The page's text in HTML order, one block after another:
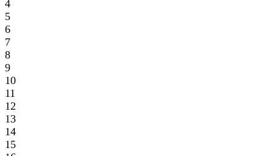
4
5
6
7
8
9
10
11
12
13
14
15